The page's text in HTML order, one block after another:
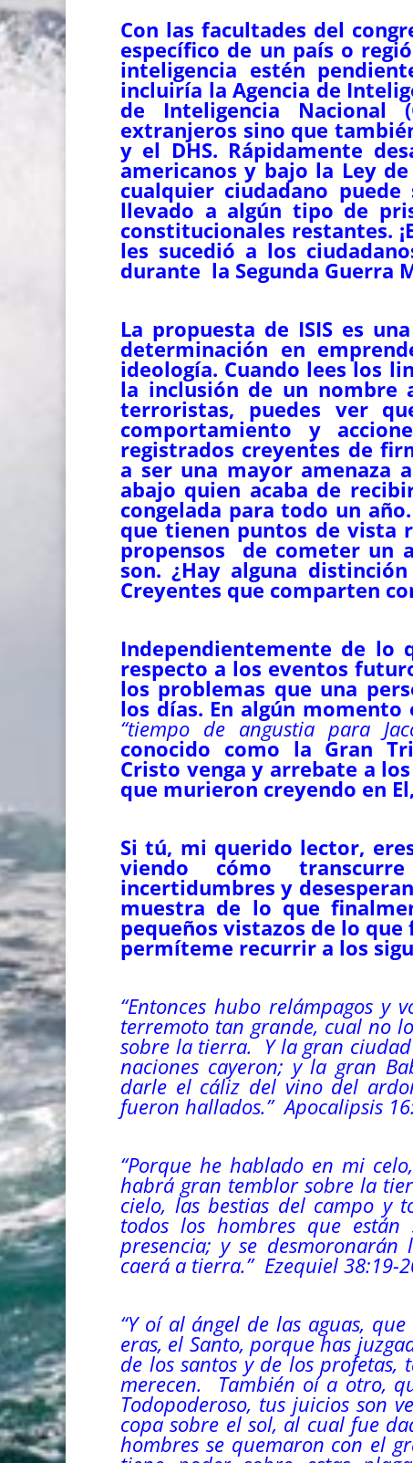
Con las facultades del
específico de un país o
inteligencia estén
incluiría la Agencia de
de Inteligencia Nacional
extranjeros sino que
y el DHS. Rápidamente
americanos y bajo la Ley
cualquier ciudadano
llevado a algún tipo de
constitucionales restantes.
les sucedió a los
durante la Segunda Guerra
La propuesta de ISIS es
determinación en
ideología. Cuando lees los
la inclusión de un nombre
terroristas, puedes ver
comportamiento y
registrados creyentes de
a ser una mayor amenaza
abajo quien acaba de
congelada para todo un
que tienen puntos de vista
propensos de cometer un
son. ¿Hay alguna
Creyentes que comparten
Independientemente de lo
respecto a los eventos
los problemas que una
los días. En algún
“tiempo de angustia para
conocido como la Gran
Cristo venga y arrebate a
que murieron creyendo en
Si tú, mi querido lector,
viendo cómo
incertidumbres y
muestra de lo que
pequeños vistazos de lo
permíteme recurrir a los
“Entonces hubo relámpagos y
terremoto tan grande, cual no
sobre la tierra. Y la gran
naciones cayeron; y la gran
darle el cáliz del vino del
fueron hallados.” Apocalipsis
“Porque he hablado en mi
habrá gran temblor sobre la
cielo, las bestias del campo y
todos los hombres que
presencia; y se
caerá a tierra.” Ezequiel 38:19-
“Y oí al ángel de las aguas,
eras, el Santo, porque has
de los santos y de los
merecen. También oí a otro,
Todopoderoso, tus juicios son
copa sobre el sol, al cual fue
hombres se quemaron con el